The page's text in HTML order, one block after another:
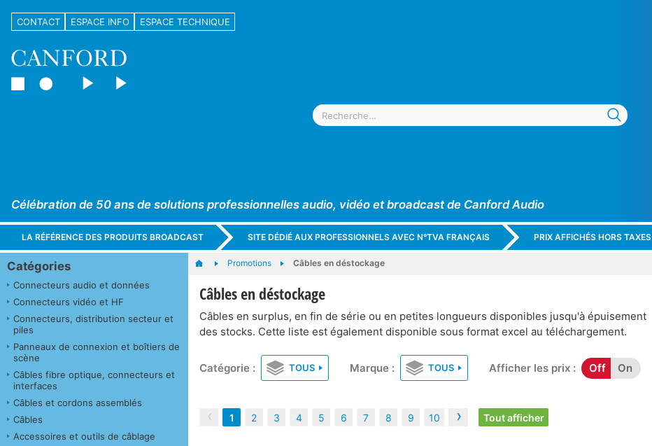
CONTACT ESPACE INFO ESPACE TECHNIQUE
Célébration de 50 ans de solutions professionnelles audio, vidéo et broadcast de Canford Audio
LA RÉFÉRENCE DES PRODUITS BROADCAST SITE DÉDIÉ AUX PROFESSIONNELS AVEC N°TVA FRANÇAIS PRIX AFFICHÉS HORS TAXES
Catégories
Connecteurs audio et données
Connecteurs vidéo et HF
Connecteurs, distribution secteur et
piles
Panneaux de connexion et boîtiers de
scène
Câbles fibre optique, connecteurs et
interfaces
Câbles et cordons assemblés
Câbles
Accessoires et outils de câblage
Promotions Câbles en déstockage
Câbles en déstockage
Câbles en surplus, en fin de série ou en petites longueurs disponibles jusqu'à épuisement
des stocks. Cette liste est également disponible sous format excel au téléchargement.
Catégorie : TOUS Marque : TOUS Afficher les prix : Off On
‹ 1 2 3 4 5 6 7 8 9 10 › Tout afficher